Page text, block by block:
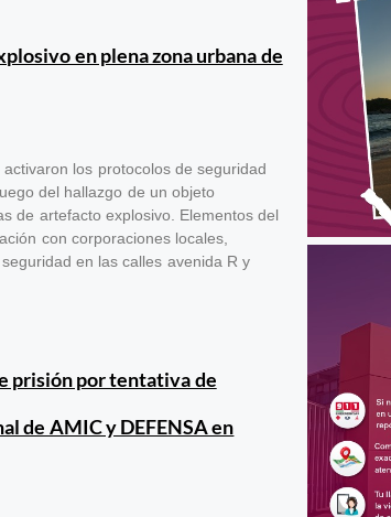
en plena zona urbana de
los protocolos de seguridad
del hallazgo de un objeto
de artefacto explosivo. Elementos del
con corporaciones locales,
en las calles avenida R y
prisión por tentativa de
de AMIC y DEFENSA en